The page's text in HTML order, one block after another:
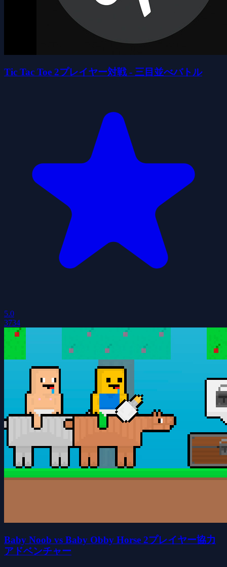
Tic Tac Toe 2プレイヤー対戦 - 三目並べバトル
5.0
3734
Baby Noob vs Baby Obby Horse 2プレイヤー協力
アドベンチャー